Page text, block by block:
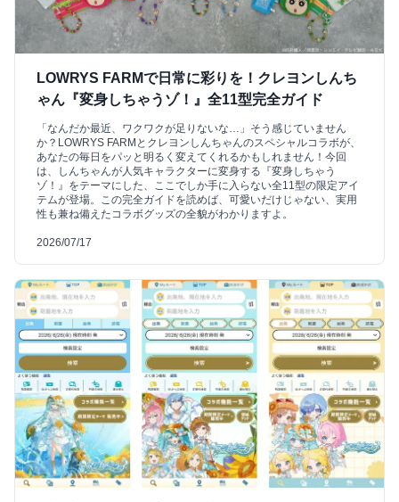
LOWRYS FARMで日常に彩りを！クレヨンしんち
ゃん『変身しちゃうゾ！』全11型完全ガイド
「なんだか最近、ワクワクが足りないな…」そう感じていません
か？LOWRYS FARMとクレヨンしんちゃんのスペシャルコラボが、
あなたの毎日をパッと明るく変えてくれるかもしれません！今回
は、しんちゃんが人気キャラクターに変身する『変身しちゃう
ゾ！』をテーマにした、ここでしか手に入らない全11型の限定アイ
テムが登場。この完全ガイドを読めば、可愛いだけじゃない、実用
性も兼ね備えたコラボグッズの全貌がわかりますよ。
2026/07/17